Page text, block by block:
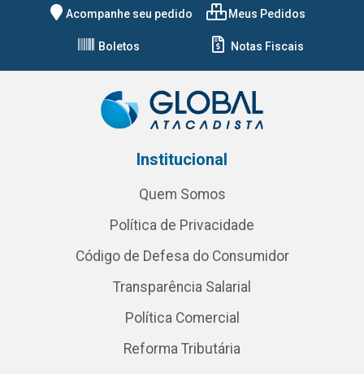
Acompanhe seu pedido Meus Pedidos
Boletos Notas Fiscais
Institucional
Quem Somos
Política de Privacidade
Código de Defesa do Consumidor
Transparência Salarial
Política Comercial
Reforma Tributária